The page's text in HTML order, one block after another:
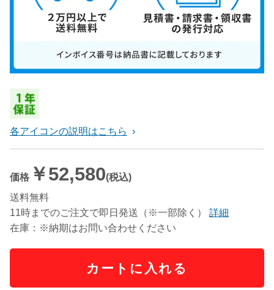
各アイコンの説明はこちら
価格 ￥52,580(税込)
送料無料
11時までのご注文で即日発送（※一部除く）
詳細
在庫：※納期はお問い合わせください
カートに入れる